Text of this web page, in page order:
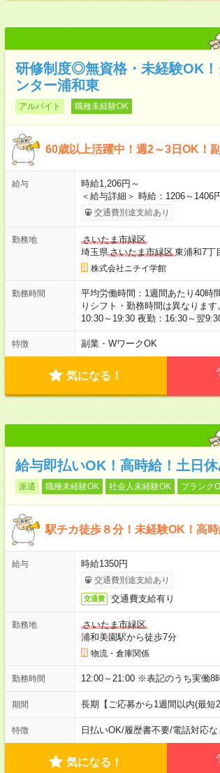
研修制度◎無資格・未経験OK
ンター浦和東
アルバイト 職種未経験OK
60歳以上活躍中！週2～3日OK！
給与
時給1,206円～
＜給与詳細＞ 時給：1206～
交通費別途支給あり
勤務地
さいたま市緑区
埼玉県さいたま市緑区東浦和7丁
株式会社ニチイ学館
勤務時間
平均労働時間：1週間あたり40時
りシフト・勤務時間は異なりま
10:30～19:30 夜勤：16:30～翌
特徴 副業・WワークOK
気になる！
給与即払いOK！高時給！土日
派遣 職種未経験OK 社会人未経験OK ブランク
駅チカ徒歩８分！未経験OK！高
給与 時給1350円
交通費別途支給あり
交通費 交通費支給有り
勤務地
さいたま市緑区
浦和美園駅から徒歩7分
物流・倉庫関係
勤務時間 12:00～21:00 ※表記のうち実働8
期間 長期【ご応募から1週間以内(最短
特徴 日払いOK/履歴書不要/電話対応な
気になる！